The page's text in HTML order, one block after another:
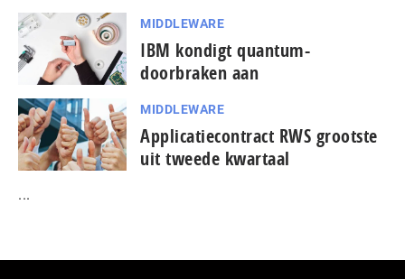
MIDDLEWARE
IBM kondigt quantum-
doorbraken aan
MIDDLEWARE
Applicatiecontract RWS grootste
uit tweede kwartaal
...